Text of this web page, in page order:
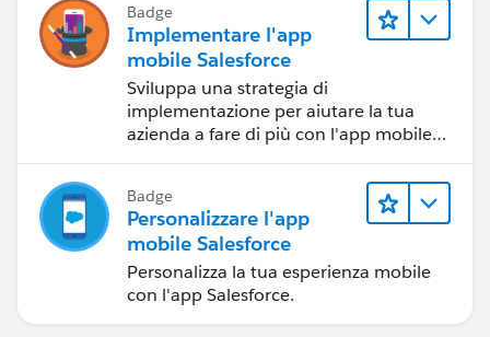
Badge
Implementare l'app
mobile Salesforce
Sviluppa una strategia di
implementazione per aiutare la tua
azienda a fare di più con l'app mobile
Badge
Personalizzare l'app
mobile Salesforce
Personalizza la tua esperienza mobile
con l'app Salesforce.